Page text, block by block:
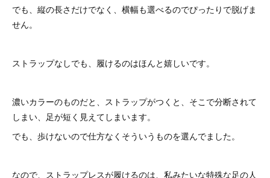
でも、縦の長さだけでなく、横幅も選べるのでぴったりで脱げま
せん。
ストラップなしでも、履けるのはほんと嬉しいです。
濃いカラーのものだと、ストラップがつくと、そこで分断されて
しまい、足が短く見えてしまいます。
でも、歩けないので仕方なくそういうものを選んでました。
なので、ストラップレスが履けるのは、私みたいな特殊な足の人